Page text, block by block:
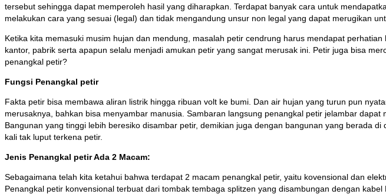
tersebut sehingga dapat memperoleh hasil yang diharapkan. Terdapat banyak cara untuk
melakukan cara yang sesuai (legal) dan tidak mengandung unsur non legal yang dapat merugikan
Ketika kita memasuki musim hujan dan mendung, masalah petir cendrung harus mendapat
kantor, pabrik serta apapun selalu menjadi amukan petir yang sangat merusak ini. Petir juga bisa
penangkal petir?
Fungsi Penangkal petir
Fakta petir bisa membawa aliran listrik hingga ribuan volt ke bumi. Dan air hujan yang turun pun
merusaknya, bahkan bisa menyambar manusia. Sambaran langsung penangkal petir jelambar
Bangunan yang tinggi lebih beresiko disambar petir, demikian juga dengan bangunan yang berada
kali tak luput terkena petir.
Jenis Penangkal petir Ada 2 Macam:
Sebagaimana telah kita ketahui bahwa terdapat 2 macam penangkal petir, yaitu kovensional dan
Penangkal petir konvensional terbuat dari tombak tembaga splitzen yang disambungan dengan